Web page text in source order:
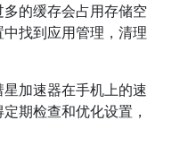
的缓存会占用存储空
找到应用管理，清理
加速器在手机上的速
期检查和优化设置，